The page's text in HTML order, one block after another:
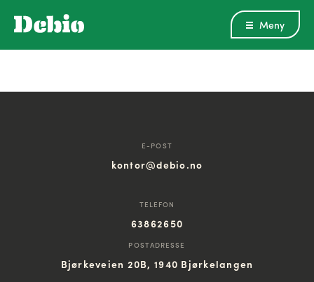
E-POST
kontor@debio.no
TELEFON
63862650
POSTADRESSE
Bjørkeveien 20B, 1940 Bjørkelangen
Meny